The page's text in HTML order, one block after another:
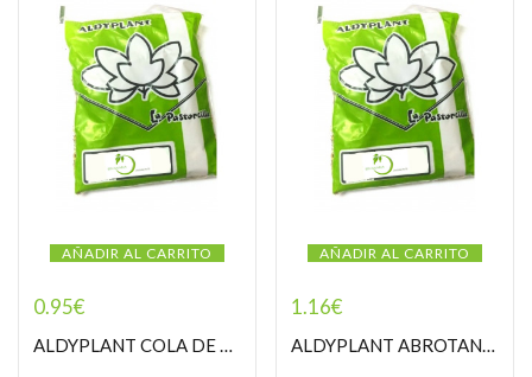
AÑADIR AL CARRITO
0.95€
ALDYPLANT COLA DE CABALLO PARTORCILLA
AÑADIR AL CARRITO
1.16€
ALDYPLANT ABROTANO MACHO PASTORCILLA